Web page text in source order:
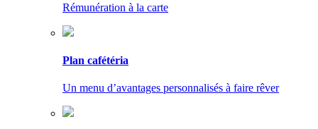
Rémunération à la carte
Plan cafétéria
Un menu d’avantages personnalisés à faire rêver